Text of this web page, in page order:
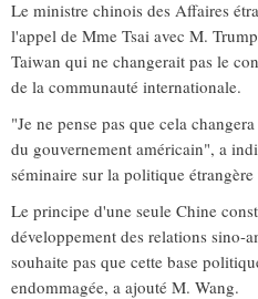
Le ministre chinois des Affaires
l'appel de Mme Tsai avec M.
Taiwan qui ne changerait pas le
de la communauté internationale.
"Je ne pense pas que cela
du gouvernement américain", a
séminaire sur la politique étrangère
Le principe d'une seule Chine
développement des relations sino-
souhaite pas que cette base
endommagée, a ajouté M. Wang.